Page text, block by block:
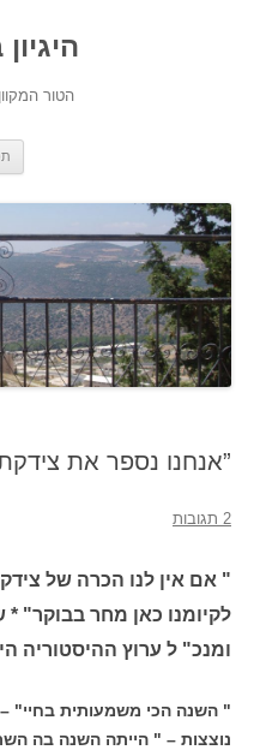
הטור
”אנחנו נספר את
2 תגובות
" אם אין לנו הכרה של
לקיומנו כאן מחר בבוקר" *
ומנכ" ל ערוץ ההיסטוריה
" השנה הכי משמעותית בחיי" –
נוצצות – " הייתה השנה בה